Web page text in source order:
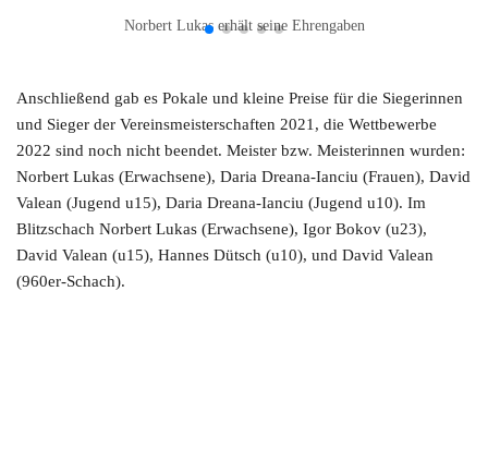
Norbert Lukas erhält seine Ehrengaben
Anschließend gab es Pokale und kleine Preise für die Siegerinnen
und Sieger der Vereinsmeisterschaften 2021, die Wettbewerbe
2022 sind noch nicht beendet. Meister bzw. Meisterinnen wurden:
Norbert Lukas (Erwachsene), Daria Dreana-Ianciu (Frauen), David
Valean (Jugend u15), Daria Dreana-Ianciu (Jugend u10). Im
Blitzschach Norbert Lukas (Erwachsene), Igor Bokov (u23),
David Valean (u15), Hannes Dütsch (u10), und David Valean
(960er-Schach).